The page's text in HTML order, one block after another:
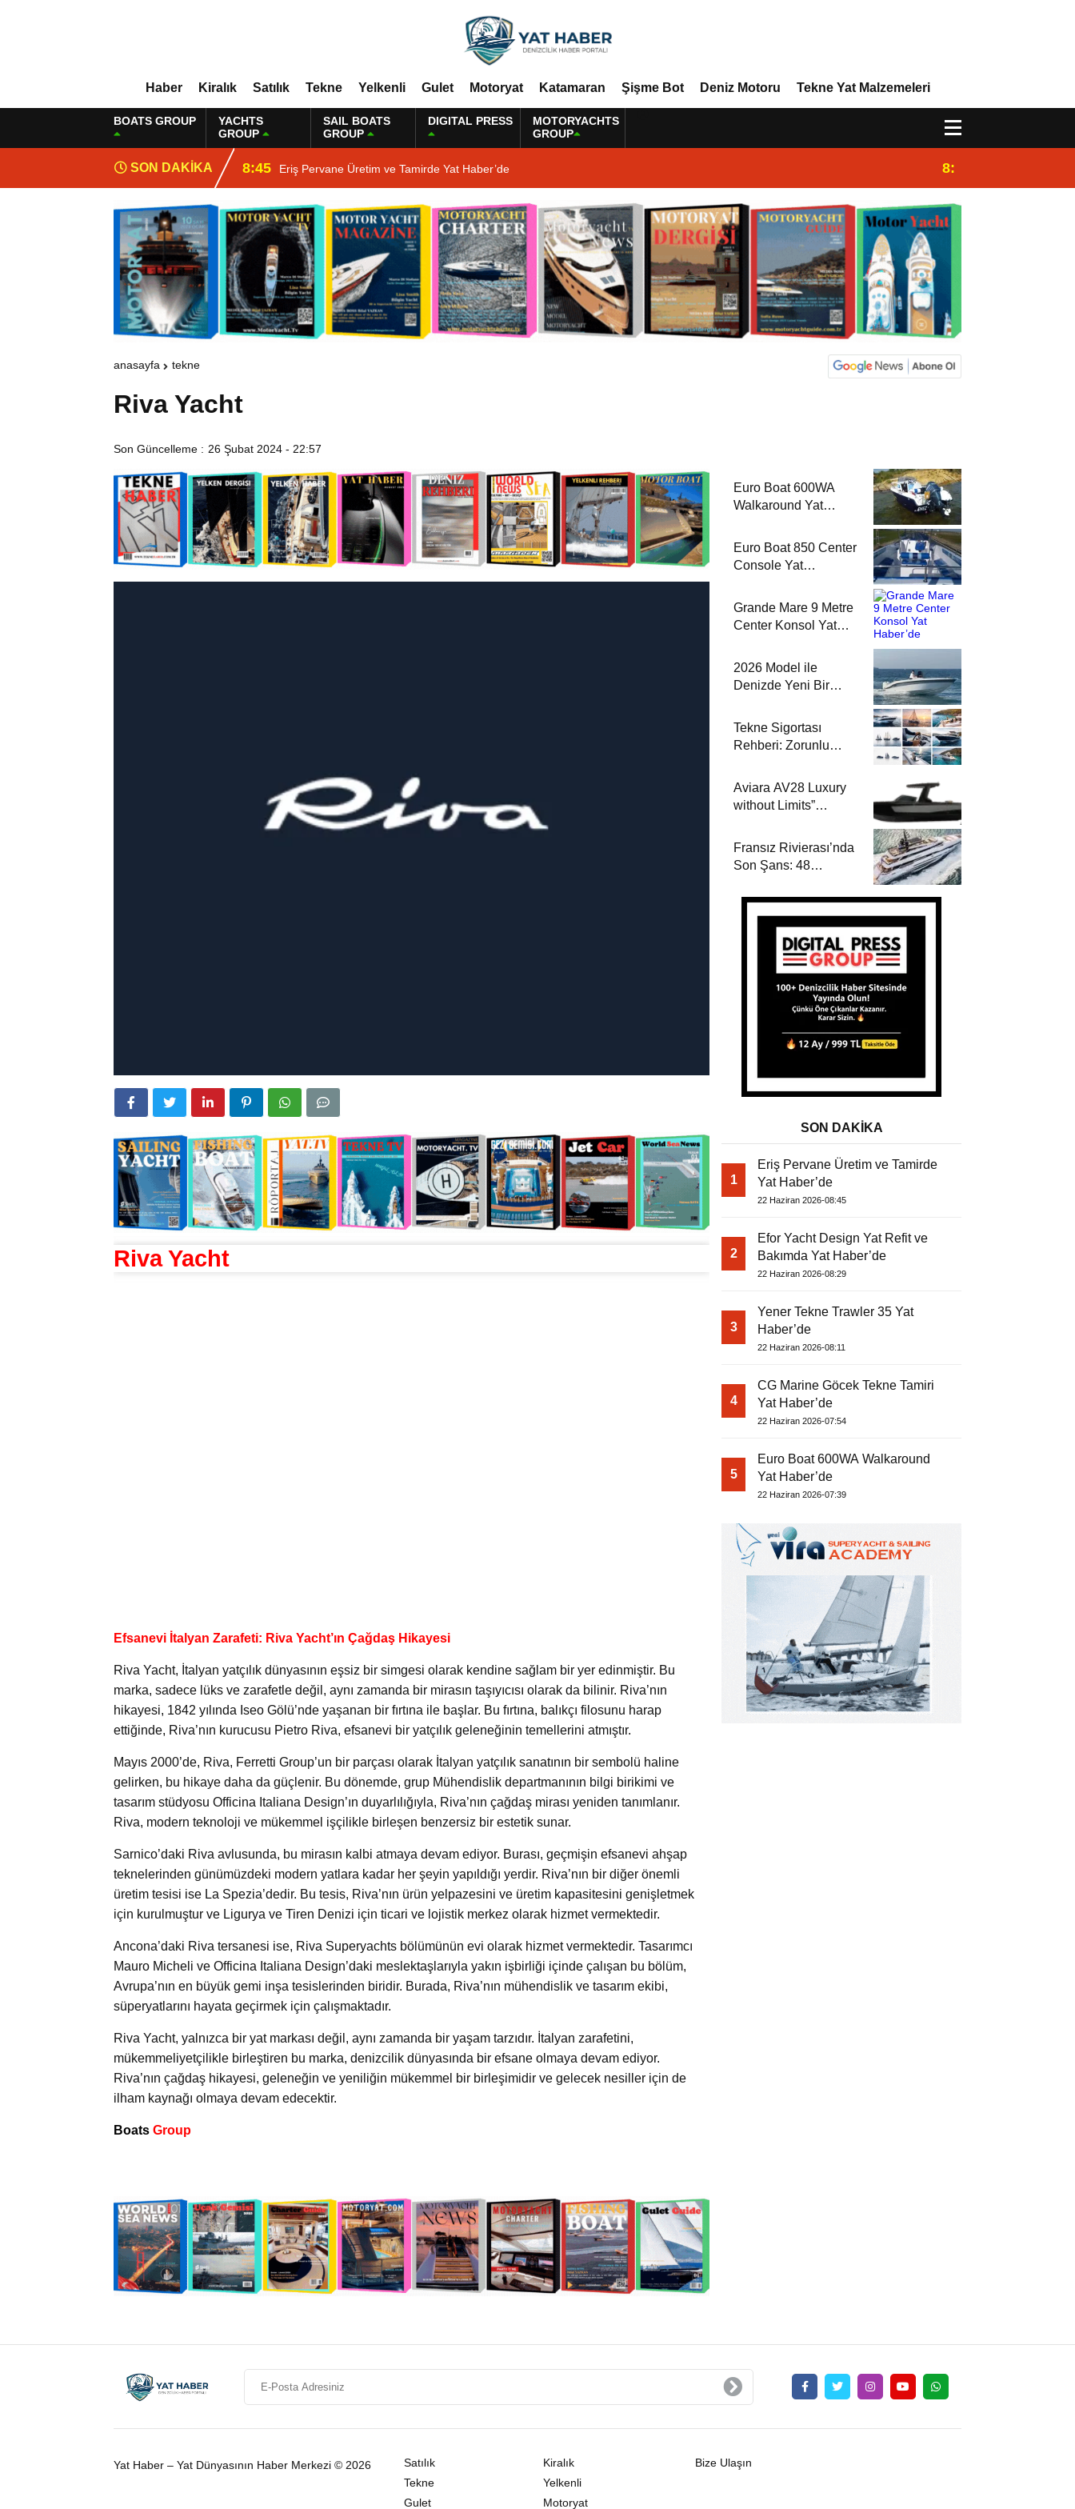
Haber Kiralık Satılık Tekne Yelkenli Gulet Motoryat Katamaran Şişme Bot Deniz Motoru Tekne Yat Malzemeleri
BOATS GROUP
YACHTS
GROUP
SAIL BOATS
GROUP
DIGITAL PRESS
MOTORYACHTS
GROUP
SON DAKİKA 8:45 Eriş Pervane Üretim ve Tamirde Yat Haber’de 8:29
anasayfa tekne
Riva Yacht
Son Güncelleme : 26 Şubat 2024 - 22:57
Riva Yacht
Efsanevi İtalyan Zarafeti: Riva Yacht’ın Çağdaş Hikayesi
Riva Yacht, İtalyan yatçılık dünyasının eşsiz bir simgesi olarak kendine sağlam bir yer edinmiştir. Bu
marka, sadece lüks ve zarafetle değil, aynı zamanda bir mirasın taşıyıcısı olarak da bilinir. Riva’nın
hikayesi, 1842 yılında Iseo Gölü’nde yaşanan bir fırtına ile başlar. Bu fırtına, balıkçı filosunu harap
ettiğinde, Riva’nın kurucusu Pietro Riva, efsanevi bir yatçılık geleneğinin temellerini atmıştır.
Mayıs 2000’de, Riva, Ferretti Group’un bir parçası olarak İtalyan yatçılık sanatının bir sembolü haline
gelirken, bu hikaye daha da güçlenir. Bu dönemde, grup Mühendislik departmanının bilgi birikimi ve
tasarım stüdyosu Officina Italiana Design’ın duyarlılığıyla, Riva’nın çağdaş mirası yeniden tanımlanır.
Riva, modern teknoloji ve mükemmel işçilikle birleşen benzersiz bir estetik sunar.
Sarnico’daki Riva avlusunda, bu mirasın kalbi atmaya devam ediyor. Burası, geçmişin efsanevi ahşap
teknelerinden günümüzdeki modern yatlara kadar her şeyin yapıldığı yerdir. Riva’nın bir diğer önemli
üretim tesisi ise La Spezia’dedir. Bu tesis, Riva’nın ürün yelpazesini ve üretim kapasitesini genişletmek
için kurulmuştur ve Ligurya ve Tiren Denizi için ticari ve lojistik merkez olarak hizmet vermektedir.
Ancona’daki Riva tersanesi ise, Riva Superyachts bölümünün evi olarak hizmet vermektedir. Tasarımcı
Mauro Micheli ve Officina Italiana Design’daki meslektaşlarıyla yakın işbirliği içinde çalışan bu bölüm,
Avrupa’nın en büyük gemi inşa tesislerinden biridir. Burada, Riva’nın mühendislik ve tasarım ekibi,
süperyatlarını hayata geçirmek için çalışmaktadır.
Riva Yacht, yalnızca bir yat markası değil, aynı zamanda bir yaşam tarzıdır. İtalyan zarafetini,
mükemmeliyetçilikle birleştiren bu marka, denizcilik dünyasında bir efsane olmaya devam ediyor.
Riva’nın çağdaş hikayesi, geleneğin ve yeniliğin mükemmel bir birleşimidir ve gelecek nesiller için de
ilham kaynağı olmaya devam edecektir.
Boats Group
Euro Boat 600WA
Walkaround Yat
Euro Boat 850 Center
Console Yat
Grande Mare 9 Metre
Center Konsol Yat
2026 Model ile
Denizde Yeni Bir
Tekne Sigortası
Rehberi: Zorunlu
ve Güvenli Seyir
Aviara AV28 Luxury
without Limits”
Yeni Bir Dönem
Fransız Rivierası’nda
Son Şans: 48
Mükemmel Bir Yat
Tatili
SON DAKİKA
1
Eriş Pervane Üretim ve Tamirde
Yat Haber’de
22 Haziran 2026-08:45
2
Efor Yacht Design Yat Refit ve
Bakımda Yat Haber’de
22 Haziran 2026-08:29
3
Yener Tekne Trawler 35 Yat
Haber’de
22 Haziran 2026-08:11
4
CG Marine Göcek Tekne Tamiri
Yat Haber’de
22 Haziran 2026-07:54
5
Euro Boat 600WA Walkaround
Yat Haber’de
22 Haziran 2026-07:39
Yat Haber – Yat Dünyasının Haber Merkezi © 2026 Satılık
Kiralık
Tekne
Yelkenli
Gulet
Motoryat
Bize Ulaşın